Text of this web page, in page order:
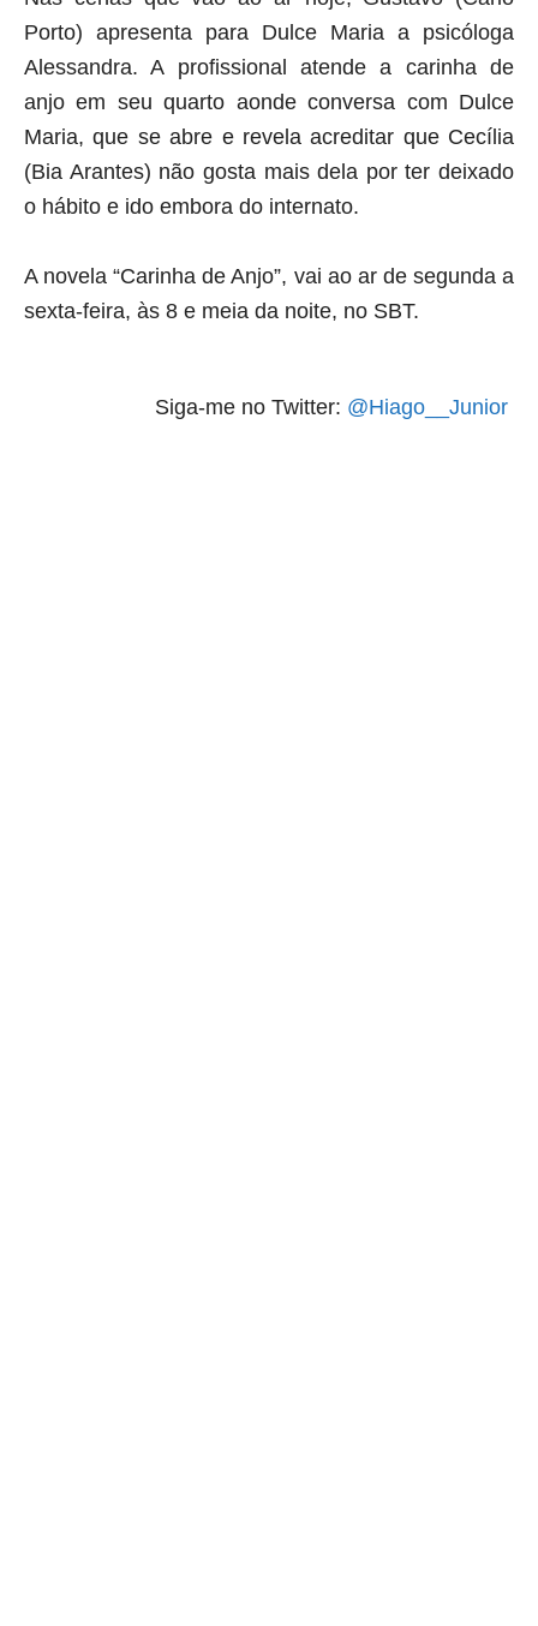
Porto) apresenta para Dulce Maria a psicóloga
Alessandra. A profissional atende a carinha de
anjo em seu quarto aonde conversa com Dulce
Maria, que se abre e revela acreditar que Cecília
(Bia Arantes) não gosta mais dela por ter deixado
o hábito e ido embora do internato.
A novela “Carinha de Anjo”, vai ao ar de segunda a
sexta-feira, às 8 e meia da noite, no SBT.
Siga-me no Twitter: @Hiago__Junior